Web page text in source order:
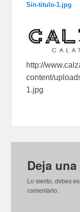
Sin-titulo-1.jpg
http://
content/
1.jpg
Deja
Lo siento, debes
comentario.